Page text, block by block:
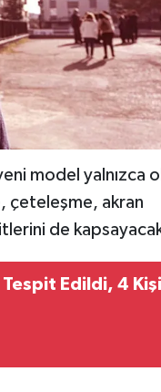
model yalnızca
çeteleşme, akran
de
Tespit Edildi, 4 Kişi